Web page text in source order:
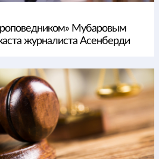
Мубаровым
журналиста Асенберди